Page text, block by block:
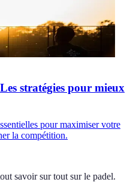
stratégies pour mieux
pour maximiser votre
la compétition.
savoir sur tout sur le padel.